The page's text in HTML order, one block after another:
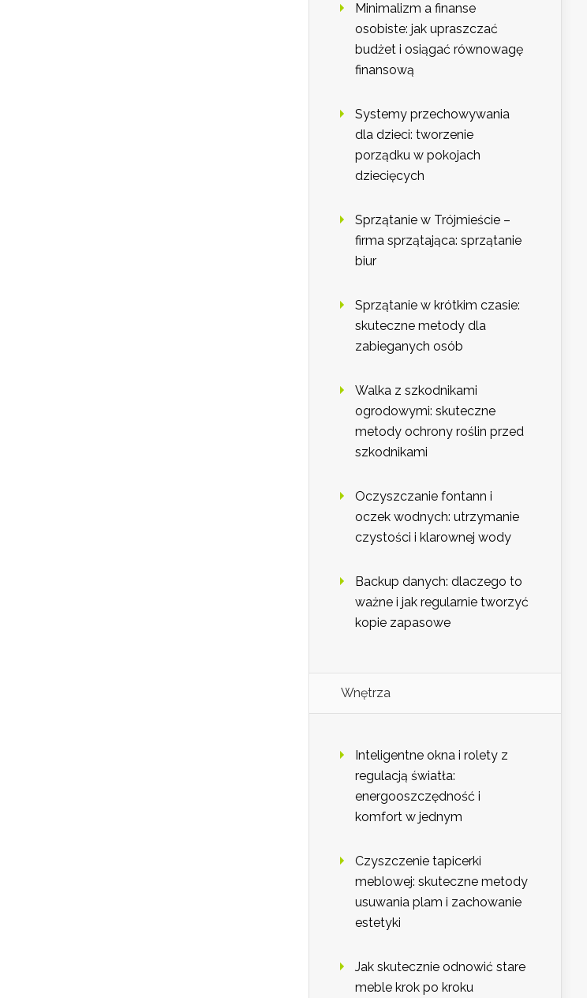
Minimalizm a finanse
osobiste: jak upraszczać
budżet i osiągać równowagę
finansową
Systemy przechowywania
dla dzieci: tworzenie
porządku w pokojach
dziecięcych
Sprzątanie w Trójmieście –
firma sprzątająca: sprzątanie
biur
Sprzątanie w krótkim czasie:
skuteczne metody dla
zabieganych osób
Walka z szkodnikami
ogrodowymi: skuteczne
metody ochrony roślin przed
szkodnikami
Oczyszczanie fontann i
oczek wodnych: utrzymanie
czystości i klarownej wody
Backup danych: dlaczego to
ważne i jak regularnie tworzyć
kopie zapasowe
Wnętrza
Inteligentne okna i rolety z
regulacją światła:
energooszczędność i
komfort w jednym
Czyszczenie tapicerki
meblowej: skuteczne metody
usuwania plam i zachowanie
estetyki
Jak skutecznie odnowić stare
meble krok po kroku